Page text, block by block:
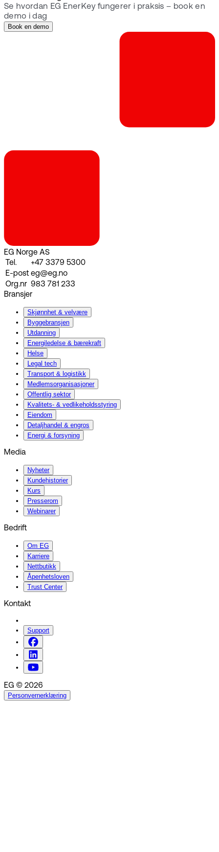
Se hvordan EG EnerKey fungerer i praksis – book en
demo i dag
Book en demo
EG Norge AS
Tel.
+47 3379 5300
E-post eg@eg.no
Org.nr 983 781 233
Bransjer
Skjønnhet & velvære
Byggebransjen
Utdanning
Energiledelse & bærekraft
Helse
Legal tech
Transport & logistikk
Medlemsorganisasjoner
Offentlig sektor
Kvalitets- & vedlikeholdsstyring
Eiendom
Detaljhandel & engros
Energi & forsyning
Media
Nyheter
Kundehistorier
Kurs
Presserom
Webinarer
Bedrift
Om EG
Karriere
Nettbutikk
Åpenhetsloven
Trust Center
Kontakt
Support
EG © 2026
Personvernerklæring